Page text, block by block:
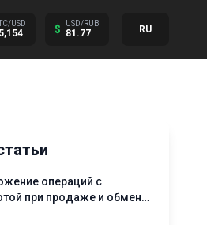
USD $ USD/RUB
81.77 RU
операций с
при продаже и обмене